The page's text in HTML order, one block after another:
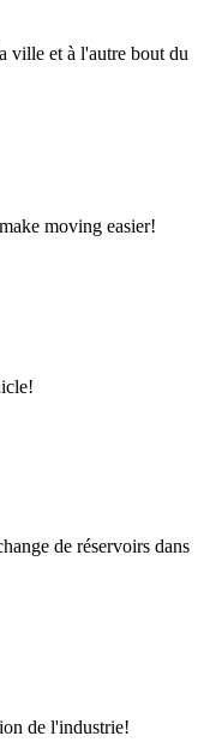
ville et à l'autre bout du
moving easier!
de réservoirs dans
de l'industrie!